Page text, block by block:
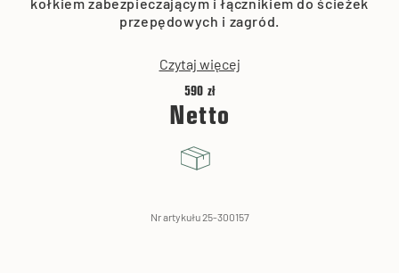
przepędowych i zagród.
Czytaj więcej
590 zł
Netto
Nr artykułu 25-300157